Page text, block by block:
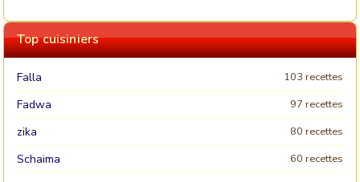
Top cuisiniers
Falla 103 recettes
Fadwa 97 recettes
zika 80 recettes
Schaima 60 recettes